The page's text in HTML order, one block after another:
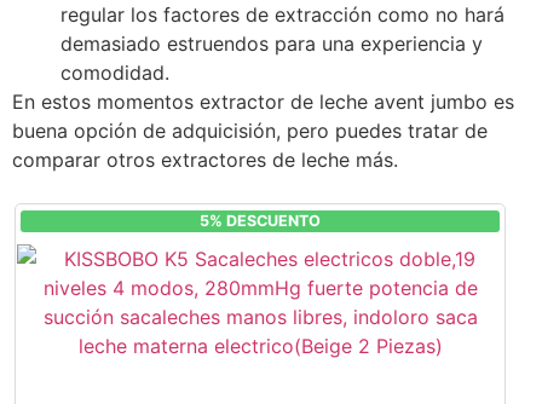
regular los factores de extracción como no hará
demasiado estruendos para una experiencia y
comodidad.
En estos momentos extractor de leche avent jumbo es
buena opción de adquicisión, pero puedes tratar de
comparar otros extractores de leche más.
5% DESCUENTO